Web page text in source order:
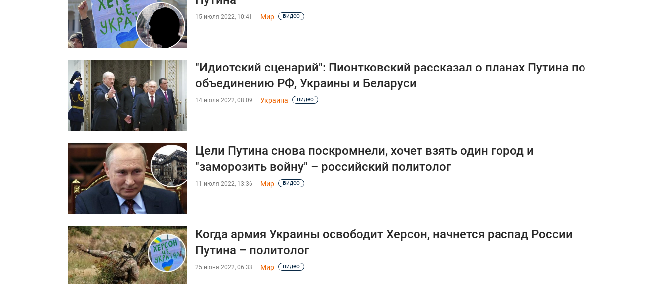
15 июля 2022, 10:41 Мир видео
"Идиотский сценарий": Пионтковский рассказал о планах Путина по
объединению РФ, Украины и Беларуси
14 июля 2022, 08:09 Украина видео
Цели Путина снова поскромнели, хочет взять один город и
"заморозить войну" – российский политолог
11 июля 2022, 13:36 Мир видео
Когда армия Украины освободит Херсон, начнется распад России
Путина – политолог
25 июня 2022, 06:33 Мир видео